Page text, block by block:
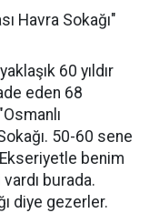
Havra Sokağı"
60 yıldır
eden 68
50-60 sene
benim
burada.
diye gezerler.